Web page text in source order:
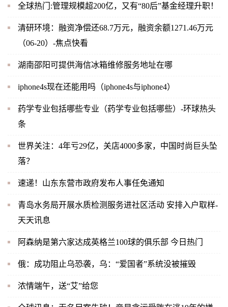
全球热门:管理规模超200亿，又有“80后”基金经理升职！
清研环境：融资净偿还68.7万元，融资余额1271.46万元
（06-20）-焦点快看
湖南邵阳可提供海信冰箱维修服务地址在哪
iphone4s现在还能用吗（iphone4s与iphone4）
药学专业包括哪些专业（药学专业包括哪些）-环球热头
条
世界关注：4年亏29亿，关店4000多家，中国时尚巨头坠
落？
速递！山东东营市政府发布人事任免通知
青岛水务局开展水质检测服务进社区活动 安排入户取样-
天天讯息
阿森纳是第六家达成英格兰100球的俱乐部 今日热门
俄：成功阻止乌恐袭，乌：“爱国者”系统没被摧毁
浓情端午，送“艾”给您